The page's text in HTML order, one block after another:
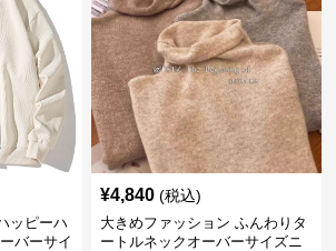
ッピーハ
バーサイ
¥4,840 (税込)
大きめファッション ふんわりタ
ートルネックオーバーサイズニ